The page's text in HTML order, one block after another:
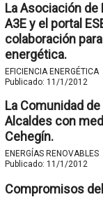
La Asociación de
A3E y el portal
colaboración
energética.
EFICIENCIA ENERGÉTICA
Publicado: 11/1/2012
La Comunidad
Alcaldes con
Cehegín.
ENERGÍAS RENOVABLES
Publicado: 11/1/2012
Compromisos